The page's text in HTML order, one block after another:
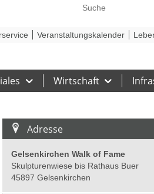
Wirtschaft
Veranstaltungskalender
Adresse
Gelsenkirchen Walk of Fame
Skulpturenwiese bis Rathaus Buer
45897 Gelsenkirchen